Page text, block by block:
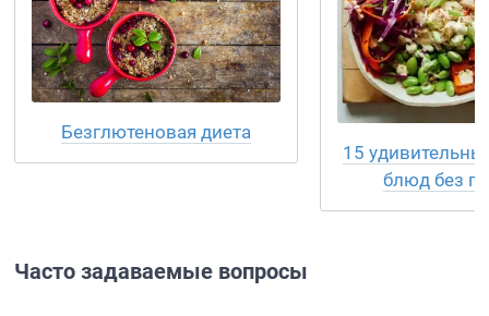
Безглютеновая диета
15
блюд без
Часто задаваемые вопросы